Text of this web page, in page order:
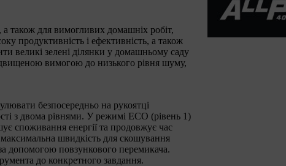
а також для вимогливих домашніх робіт,
продуктивність і ефективність, а також
великі зелені ділянки у домашньому саду
вимогою до низького рівня шуму,
безпосередньо на рукоятці
з двома рівнями. У режимі ECO (рівень 1)
споживання енергії та продовжує час
швидкість для скошування
допомогою повзункового перемикача.
до конкретного завдання.